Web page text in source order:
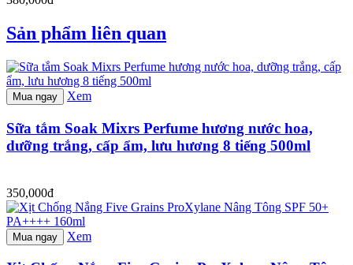
Sản phẩm liên quan
Mua ngay Xem
Sữa tắm Soak Mixrs Perfume hương nước hoa,
dưỡng trắng, cấp ẩm, lưu hương 8 tiếng 500ml
350,000đ
Mua ngay Xem